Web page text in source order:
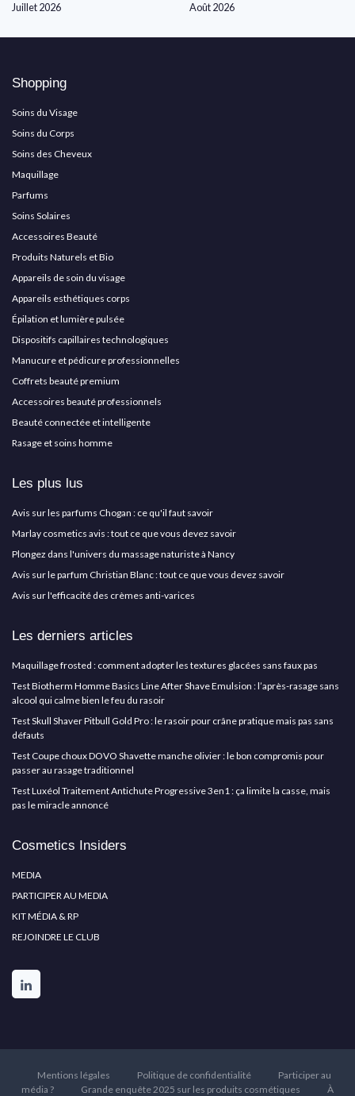
Juillet 2026
Août 2026
Shopping
Soins du Visage
Soins du Corps
Soins des Cheveux
Maquillage
Parfums
Soins Solaires
Accessoires Beauté
Produits Naturels et Bio
Appareils de soin du visage
Appareils esthétiques corps
Épilation et lumière pulsée
Dispositifs capillaires technologiques
Manucure et pédicure professionnelles
Coffrets beauté premium
Accessoires beauté professionnels
Beauté connectée et intelligente
Rasage et soins homme
Les plus lus
Avis sur les parfums Chogan : ce qu'il faut savoir
Marlay cosmetics avis : tout ce que vous devez savoir
Plongez dans l'univers du massage naturiste à Nancy
Avis sur le parfum Christian Blanc : tout ce que vous devez savoir
Avis sur l'efficacité des crèmes anti-varices
Les derniers articles
Maquillage frosted : comment adopter les textures glacées sans faux pas
Test Biotherm Homme Basics Line After Shave Emulsion : l’après-rasage sans
alcool qui calme bien le feu du rasoir
Test Skull Shaver Pitbull Gold Pro : le rasoir pour crâne pratique mais pas sans
défauts
Test Coupe choux DOVO Shavette manche olivier : le bon compromis pour
passer au rasage traditionnel
Test Luxéol Traitement Antichute Progressive 3en1 : ça limite la casse, mais
pas le miracle annoncé
Cosmetics Insiders
MEDIA
PARTICIPER AU MEDIA
KIT MÉDIA & RP
REJOINDRE LE CLUB
Mentions légales Politique de confidentialité
Participer au
média ?
Grande enquête 2025 sur les produits cosmétiques
À